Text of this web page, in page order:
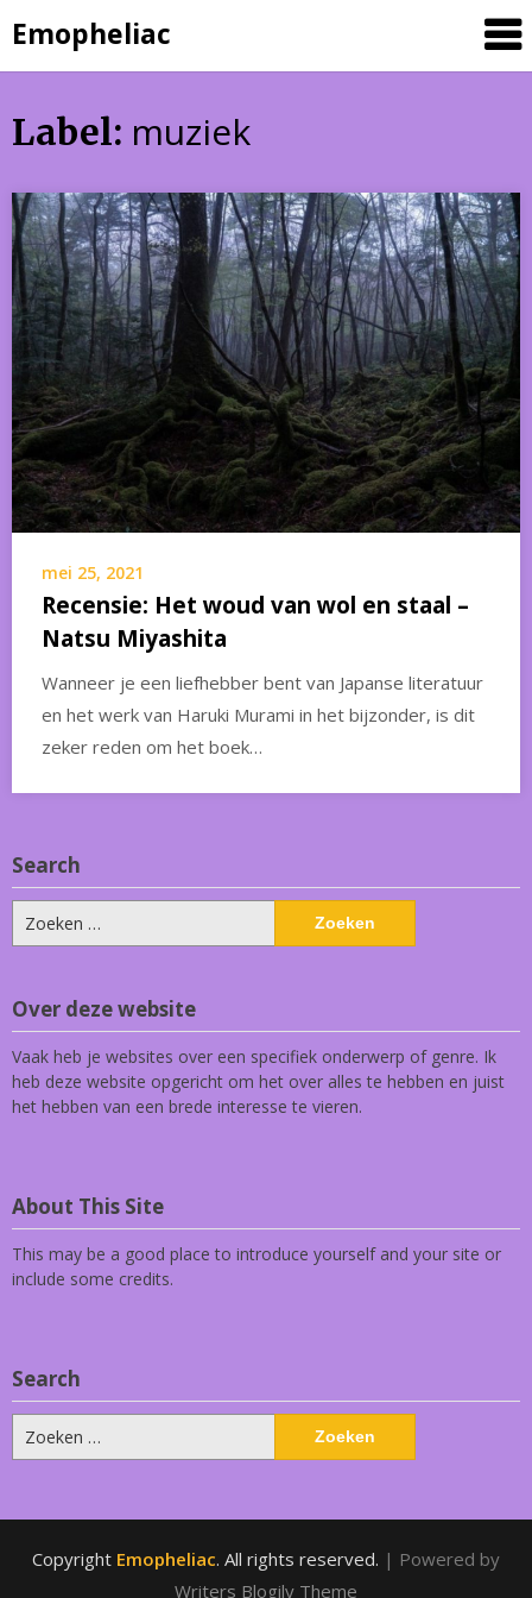
to
content
Emopheliac
Label: muziek
mei 25, 2021
Recensie: Het woud van wol en staal –
Natsu Miyashita
Wanneer je een liefhebber bent van Japanse literatuur
en het werk van Haruki Murami in het bijzonder, is dit
zeker reden om het boek…
Search
Zoeken
naar:
Over deze website
Vaak heb je websites over een specifiek onderwerp of genre. Ik
heb deze website opgericht om het over alles te hebben en juist
het hebben van een brede interesse te vieren.
About This Site
This may be a good place to introduce yourself and your site or
include some credits.
Search
Zoeken
naar:
Copyright Emopheliac. All rights reserved. | Powered by
Writers Blogily Theme